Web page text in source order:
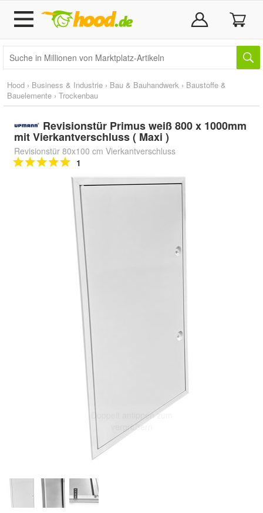
Hood › Business & Industrie › Bau & Bauhandwerk › Baustoffe &
Bauelemente › Trockenbau
Revisionstür Primus weiß 800 x 1000mm
mit Vierkantverschluss ( Maxi )
Revisionstür 80x100 cm Vierkantverschluss
1
Doppelt antippen zum
vergrößern